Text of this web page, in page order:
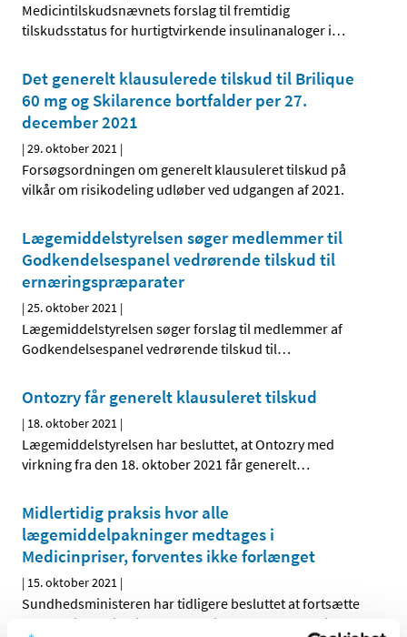
Medicintilskudsnævnets forslag til fremtidig
tilskudsstatus for hurtigtvirkende insulinanaloger i…
Det generelt klausulerede tilskud til Brilique
60 mg og Skilarence bortfalder per 27.
december 2021
|29. oktober 2021 |
Forsøgsordningen om generelt klausuleret tilskud på
vilkår om risikodeling udløber ved udgangen af 2021.
Lægemiddelstyrelsen søger medlemmer til
Godkendelsespanel vedrørende tilskud til
ernæringspræparater
|25. oktober 2021 |
Lægemiddelstyrelsen søger forslag til medlemmer af
Godkendelsespanel vedrørende tilskud til…
Ontozry får generelt klausuleret tilskud
| 18. oktober 2021 |
Lægemiddelstyrelsen har besluttet, at Ontozry med
virkning fra den 18. oktober 2021 får generelt…
Midlertidig praksis hvor alle
lægemiddelpakninger medtages i
Medicinpriser, forventes ikke forlænget
| 15. oktober 2021 |
Sundhedsministeren har tidligere besluttet at fortsætte
den delvise aktivering af lægemiddelberedskabet i